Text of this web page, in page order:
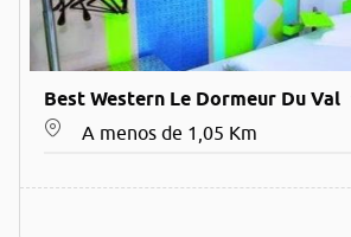
Best Western Le Dormeur Du Val
A menos de 1,05 Km